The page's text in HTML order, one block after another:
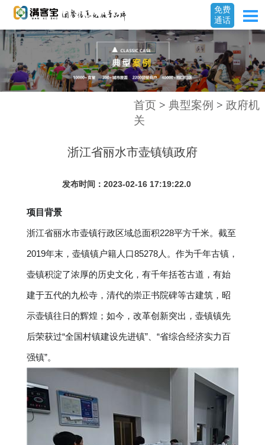
免费
通话
首页 > 典型案例 > 政府机
关
浙江省丽水市壶镇镇政府
发布时间：2023-02-16 17:19:22.0
项目背景
浙江省丽水市壶镇行政区域总面积228平方千米。截至
2019年末，壶镇镇户籍人口85278人。作为千年古镇，
壶镇积淀了浓厚的历史文化，有千年括苍古道，有始
建于五代的九松寺，清代的崇正书院碑等古建筑，昭
示壶镇往日的辉煌；如今，改革创新突出，壶镇镇先
后荣获过“全国村镇建设先进镇”、“省综合经济实力百
强镇”。